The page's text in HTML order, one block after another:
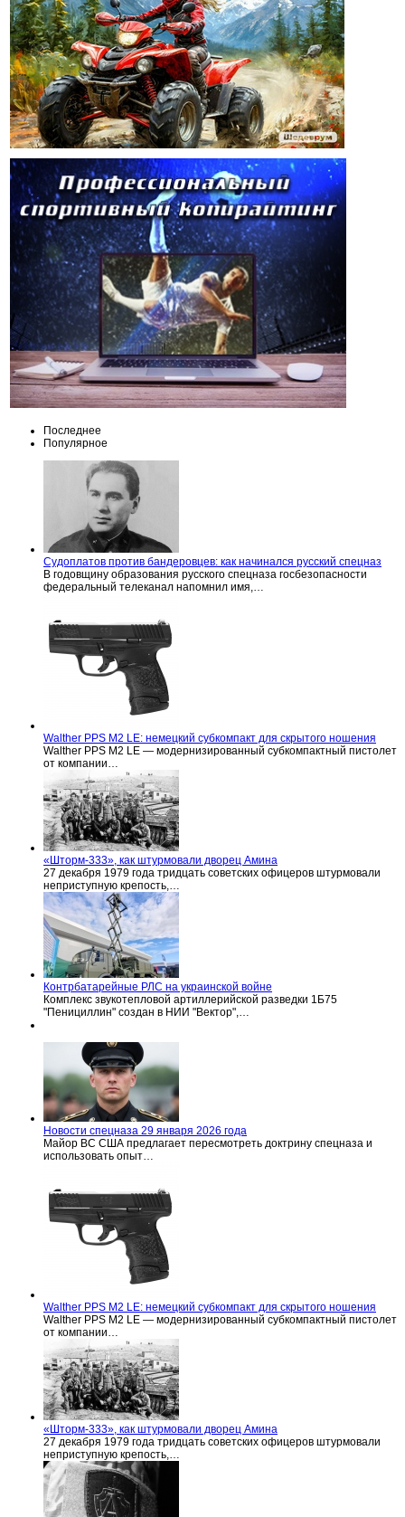
Последнее
Популярное
Судоплатов против бандеровцев: как начинался русский спецназ
В годовщину образования русского спецназа госбезопасности
федеральный телеканал напомнил имя,…
Walther PPS M2 LE: немецкий субкомпакт для скрытого ношения
Walther PPS M2 LE — модернизированный субкомпактный пистолет
от компании…
«Шторм-333», как штурмовали дворец Амина
27 декабря 1979 года тридцать советских офицеров штурмовали
неприступную крепость,…
Контрбатарейные РЛС на украинской войне
Комплекс звукотепловой артиллерийской разведки 1Б75
"Пенициллин" создан в НИИ "Вектор",…
Новости спецназа 29 января 2026 года
Майор ВС США предлагает пересмотреть доктрину спецназа и
использовать опыт…
Walther PPS M2 LE: немецкий субкомпакт для скрытого ношения
Walther PPS M2 LE — модернизированный субкомпактный пистолет
от компании…
«Шторм-333», как штурмовали дворец Амина
27 декабря 1979 года тридцать советских офицеров штурмовали
неприступную крепость,…